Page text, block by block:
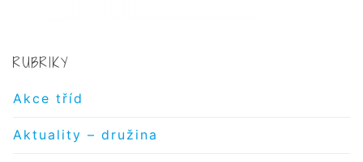
RUBRIKY
Akce tříd
Aktuality – družina